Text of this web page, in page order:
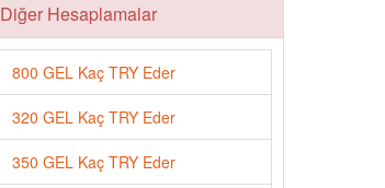
Diğer Hesaplamalar
800 GEL Kaç TRY Eder
320 GEL Kaç TRY Eder
350 GEL Kaç TRY Eder